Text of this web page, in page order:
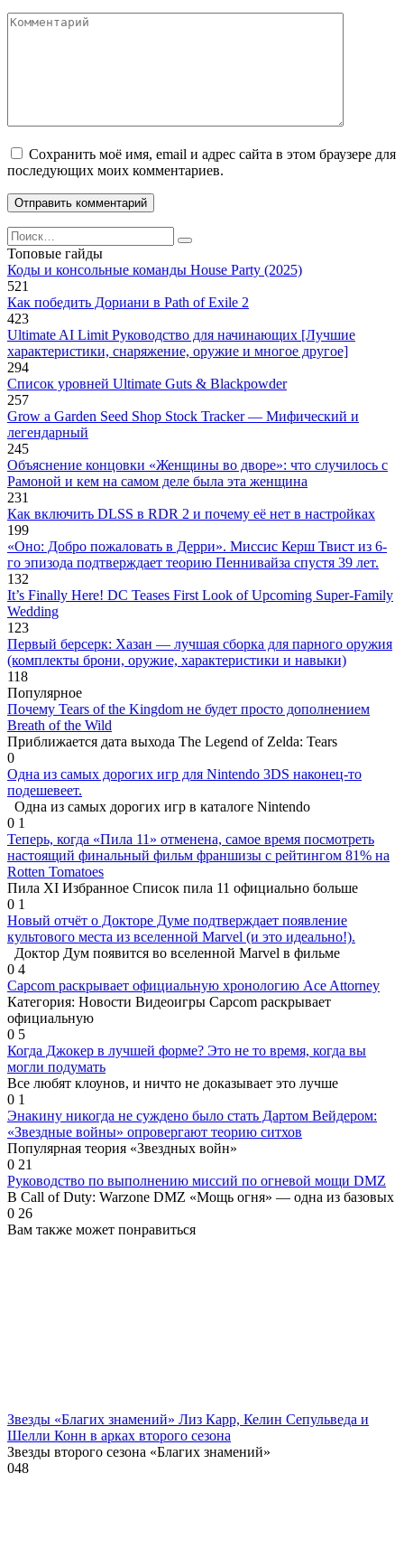
Комментарий
Сохранить моё имя, email и адрес сайта в этом браузере для
последующих моих комментариев.
Search
for:
Топовые гайды
Коды и консольные команды House Party (2025)
521
Как победить Дориани в Path of Exile 2
423
Ultimate AI Limit Руководство для начинающих [Лучшие
характеристики, снаряжение, оружие и многое другое]
294
Список уровней Ultimate Guts & Blackpowder
257
Grow a Garden Seed Shop Stock Tracker — Мифический и
легендарный
245
Объяснение концовки «Женщины во дворе»: что случилось с
Рамоной и кем на самом деле была эта женщина
231
Как включить DLSS в RDR 2 и почему её нет в настройках
199
«Оно: Добро пожаловать в Дерри». Миссис Керш Твист из 6-
го эпизода подтверждает теорию Пеннивайза спустя 39 лет.
132
It’s Finally Here! DC Teases First Look of Upcoming Super-Family
Wedding
123
Первый берсерк: Хазан — лучшая сборка для парного оружия
(комплекты брони, оружие, характеристики и навыки)
118
Популярное
Почему Tears of the Kingdom не будет просто дополнением
Breath of the Wild
Приближается дата выхода The Legend of Zelda: Tears
0
Одна из самых дорогих игр для Nintendo 3DS наконец-то
подешевеет.
Одна из самых дорогих игр в каталоге Nintendo
0 1
Теперь, когда «Пила 11» отменена, самое время посмотреть
настоящий финальный фильм франшизы с рейтингом 81% на
Rotten Tomatoes
Пила XI Избранное Список пила 11 официально больше
0 1
Новый отчёт о Докторе Думе подтверждает появление
культового места из вселенной Marvel (и это идеально!).
Доктор Дум появится во вселенной Marvel в фильме
0 4
Capcom раскрывает официальную хронологию Ace Attorney
Категория: Новости Видеоигры Capcom раскрывает
официальную
0 5
Когда Джокер в лучшей форме? Это не то время, когда вы
могли подумать
Все любят клоунов, и ничто не доказывает это лучше
0 1
Энакину никогда не суждено было стать Дартом Вейдером:
«Звездные войны» опровергают теорию ситхов
Популярная теория «Звездных войн»
0 21
Руководство по выполнению миссий по огневой мощи DMZ
В Call of Duty: Warzone DMZ «Мощь огня» — одна из базовых
0 26
Вам также может понравиться
Звезды «Благих знамений» Лиз Карр, Келин Сепульведа и
Шелли Конн в арках второго сезона
Звезды второго сезона «Благих знамений»
048